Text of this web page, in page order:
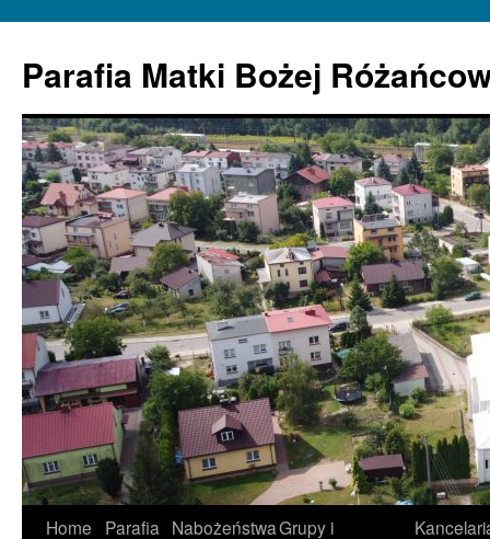
Parafia Matki Bożej
Home Parafia NabożeństwaGrupy i